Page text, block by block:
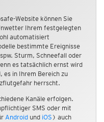
Website können Sie
Ihrem festgelegten
automatisiert
bestimmte Ereignisse
Sturm, Schneefall oder
es tatsächlich ernst wird
es in Ihrem Bereich zu
herrscht.
Kanäle erfolgen.
SMS oder mit
Android und iOS ) auch